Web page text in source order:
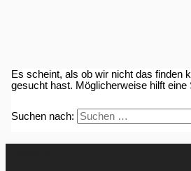
Es scheint, als ob wir nicht das finden
gesucht hast. Möglicherweise hilft eine
Suchen nach: